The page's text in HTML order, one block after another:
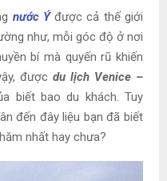
nước Ýđược cả thế giới
như, mỗi góc độ ở nơi
bí mà quyến rũ khiến
được du lịchVenice –
biết bao du khách. Tuy
đến đây liệu bạn đã biết
nhất hay chưa?